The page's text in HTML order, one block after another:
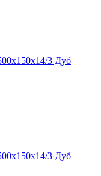
3 Дуб
3 Дуб